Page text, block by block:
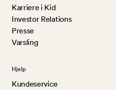
Karriere i Kid
Investor Relations
Presse
Varsling
Hjelp
Kundeservice